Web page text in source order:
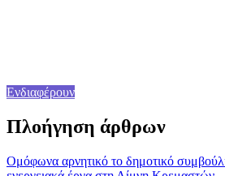
Ενδιαφέρουν
Πλοήγηση άρθρων
Ομόφωνα αρνητικό το δημοτικό